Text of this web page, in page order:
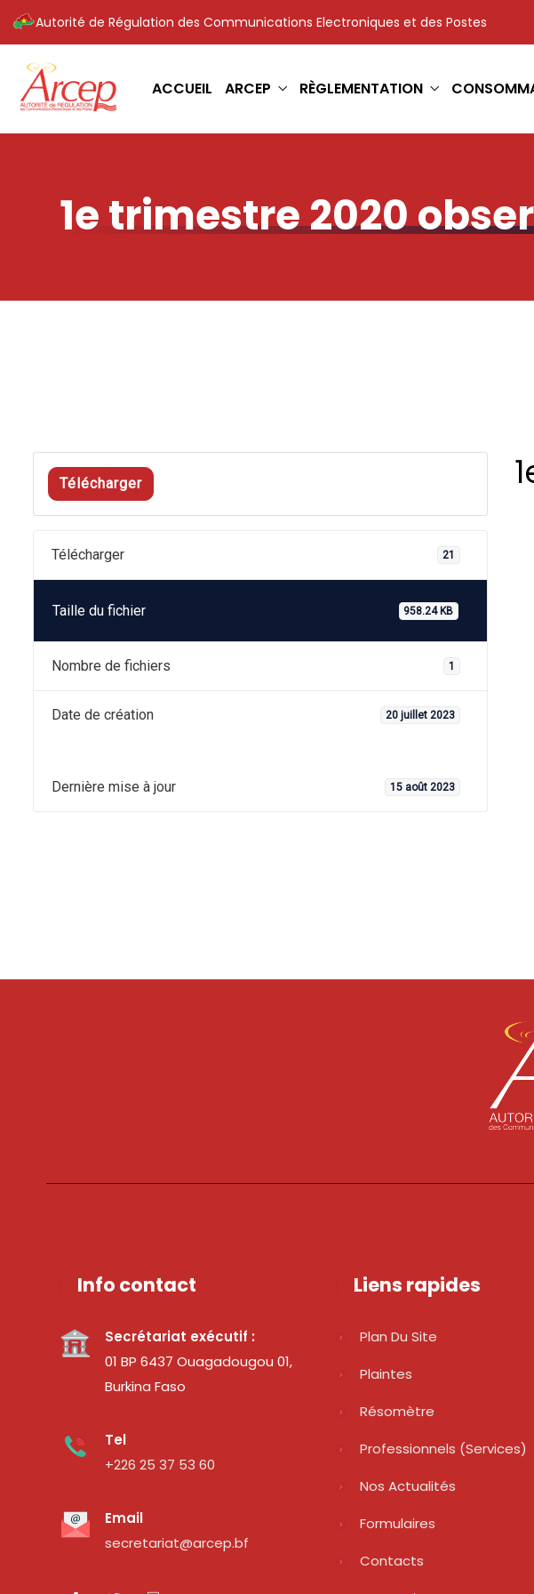
Autorité de Régulation des Communications Electroniques et des Postes
ACCUEIL ARCEP RÈGLEMENTATION
1e trimestre 2020
Télécharger
Télécharger 21
Taille du fichier 958.24 KB
Nombre de fichiers 1
Date de création 20 juillet 2023
Dernière mise à jour 15 août 2023
Info contact
Secrétariat exécutif :
01 BP 6437 Ouagadougou 01,
Burkina Faso
Tel
+226 25 37 53 60
Email
secretariat@arcep.bf
Liens rapides
Plan Du Site
Plaintes
Résomètre
Professionnels (services)
Nos Actualités
Formulaires
Contacts